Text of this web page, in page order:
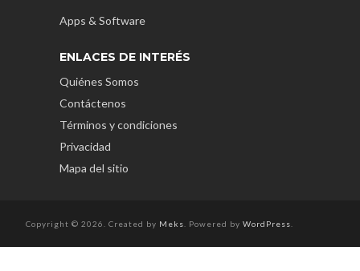
Apps & Software
ENLACES DE INTERÉS
Quiénes Somos
Contáctenos
Términos y condiciones
Privacidad
Mapa del sitio
Copyright © 2026. Created by Meks . Powered by WordPress